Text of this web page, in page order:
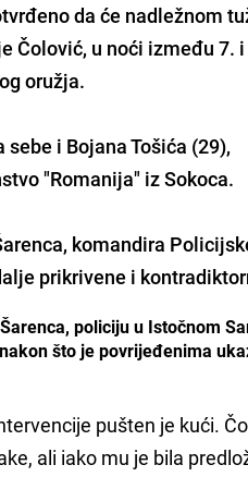
da će nadležnom
Čolović, u noći između 7.
oružja.
sebe i Bojana Tošića (29),
"Romanija" iz Sokoca.
komandira
prikrivene i
policiju u Istočnom
što je povrijeđenima
pušten je kući.
ali iako mu je bila